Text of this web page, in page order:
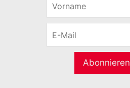
r
m
M
Abonnieren